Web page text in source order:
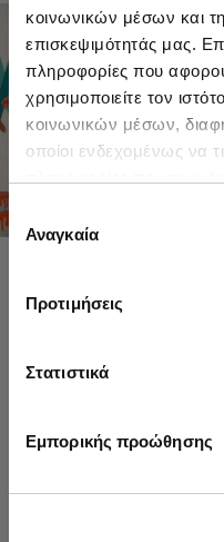
κοινωνικών μέσων και
επισκεψιμότητάς μας.
πληροφορίες που
χρησιμοποιείτε τον
κοινωνικών μέσων,
οποίοι ενδεχομένως να
των υπηρεσιών τους.
Επιλογή
συγκατάθεσης
Αναγκαία
Προτιμήσεις
Στατιστικά
Εμπορικής προώθησης
FOR GIRLS
UP TO -30%
SHOP SALE